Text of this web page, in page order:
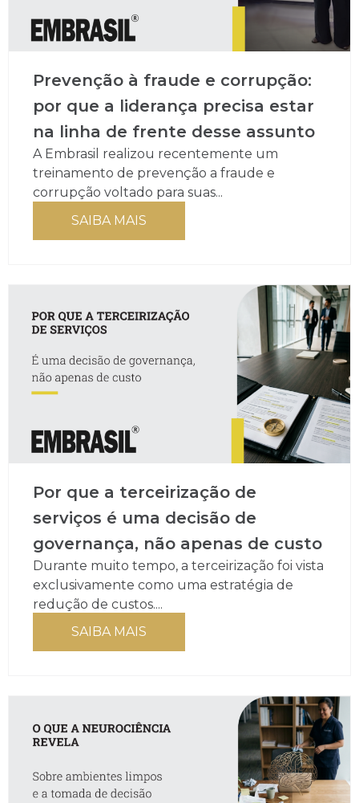
Prevenção à fraude e corrupção:
por que a liderança precisa estar
na linha de frente desse assunto
A Embrasil realizou recentemente um
treinamento de prevenção a fraude e
corrupção voltado para suas...
SAIBA MAIS
Por que a terceirização de
serviços é uma decisão de
governança, não apenas de custo
Durante muito tempo, a terceirização foi vista
exclusivamente como uma estratégia de
redução de custos....
SAIBA MAIS